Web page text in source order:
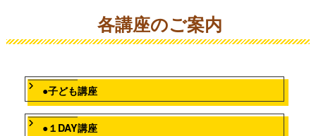
各講座のご案内
●子ども講座
●１DAY講座